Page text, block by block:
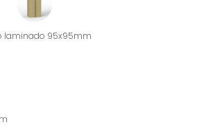
laminado 95x95mm